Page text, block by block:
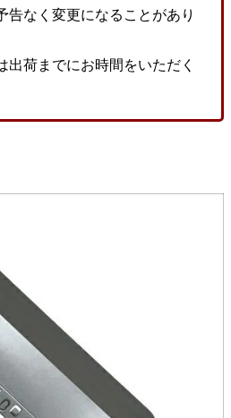
告なく変更になることがあり
荷までにお時間をいただく